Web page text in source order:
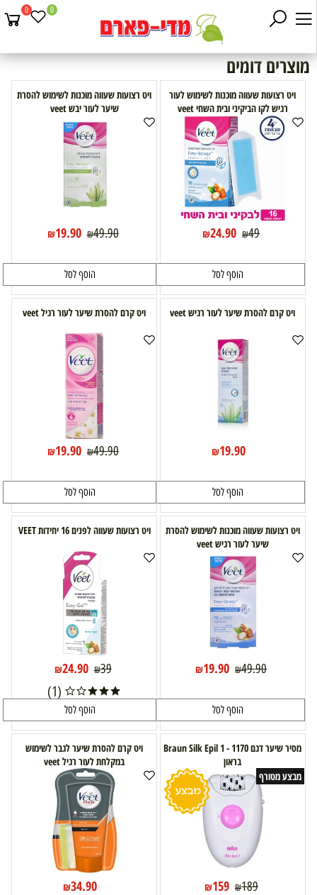
0 0
מוצרים דומים
ויט רצועות שעווה מוכנות לשימוש לעור
רגיש לקו הביקיני ובית השחי veet
₪49
₪24.90
הוסף לסל
ויט רצועות שעווה מוכנות לשימוש להסרת
שיער לעור יבש veet
₪49.90
₪19.90
הוסף לסל
ויט קרם להסרת שיער לעור רגיש veet
₪19.90
הוסף לסל
ויט קרם להסרת שיער לעור רגיל veet
₪49.90
₪19.90
הוסף לסל
ויט רצועות שעווה מוכנות לשימוש להסרת
שיער לעור רגיש veet
₪49.90
₪19.90
הוסף לסל
ויט רצועות שעווה לפנים 16 יחידות VEET
₪39
₪24.90
(1)
הוסף לסל
מסיר שיער דגם Braun Silk Epil 1 - 1170
בראון
מבצע מטורף
₪189
₪159
ויט קרם להסרת שיער לגבר לשימוש
במקלחת לעור רגיל veet
₪34.90